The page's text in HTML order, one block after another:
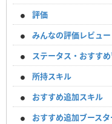
評価
みんなの評価レビュー
ステータス・おすす
所持スキル
おすすめ追加スキル
おすすめ追加ブースタ